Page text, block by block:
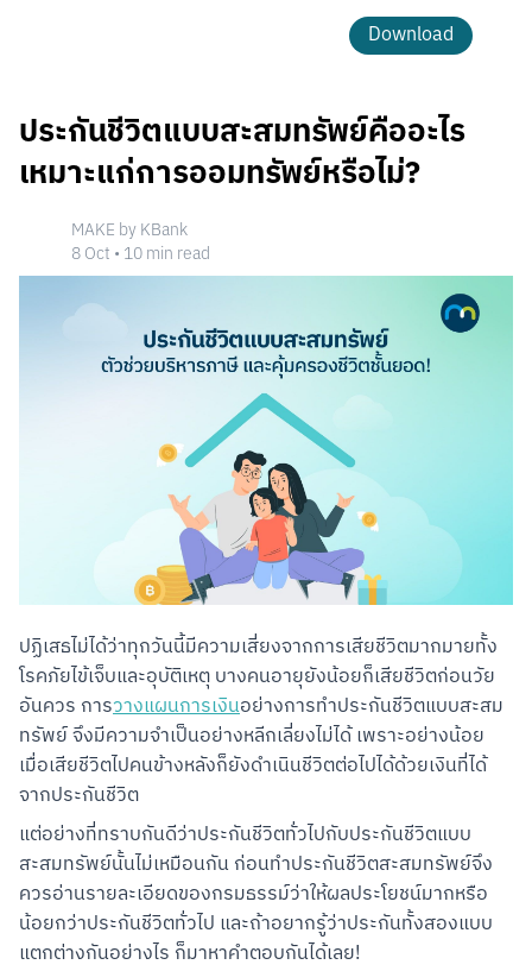
Download
ประกันชีวิตแบบสะสมทรัพย์คืออะไร
เหมาะแก่การออมทรัพย์หรือไม่?
MAKE by KBank
8 Oct • 10min read
ปฏิเสธไม่ได้ว่าทุกวันนี้มีความเสี่ยงจากการเสียชีวิตมากมายทั้ง
โรคภัยไข้เจ็บและอุบัติเหตุ บางคนอายุยังน้อยก็เสียชีวิตก่อนวัย
อันควร การวางแผนการเงินอย่างการทำประกันชีวิตแบบสะสม
ทรัพย์ จึงมีความจำเป็นอย่างหลีกเลี่ยงไม่ได้ เพราะอย่างน้อย
เมื่อเสียชีวิตไปคนข้างหลังก็ยังดำเนินชีวิตต่อไปได้ด้วยเงินที่ได้
จากประกันชีวิต
แต่อย่างที่ทราบกันดีว่าประกันชีวิตทั่วไปกับประกันชีวิตแบบ
สะสมทรัพย์นั้นไม่เหมือนกัน ก่อนทำประกันชีวิตสะสมทรัพย์จึง
ควรอ่านรายละเอียดของกรมธรรม์ว่าให้ผลประโยชน์มากหรือ
น้อยกว่าประกันชีวิตทั่วไป และถ้าอยากรู้ว่าประกันทั้งสองแบบ
แตกต่างกันอย่างไร ก็มาหาคำตอบกันได้เลย!